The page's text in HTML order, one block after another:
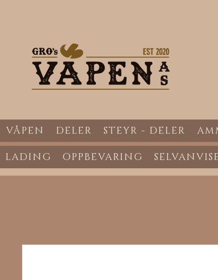
VÅPEN DELER STEYR - DELER
LADING OPPBEVARING